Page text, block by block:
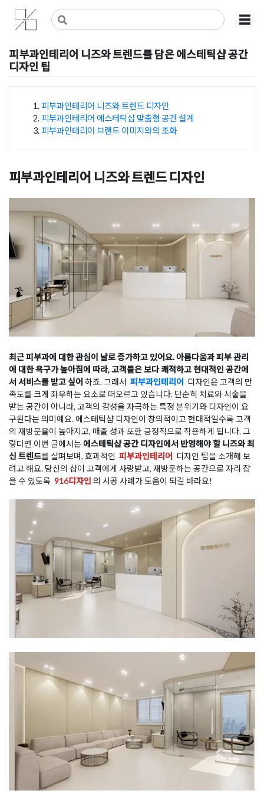
Skip
content
사무실인테리어 디자인 공사 비용견적 플랫폼
사무실인테리어 916
☰
피부과인테리어 니즈와 트렌드를 담은 에스테틱샵 공간
디자인 팁
피부과인테리어 니즈와 트렌드 디자인
피부과인테리어 에스테틱샵 맞춤형 공간 설계
피부과인테리어 브랜드 이미지와의 조화
피부과인테리어 니즈와 트렌드 디자인
최근 피부과에 대한 관심이 날로 증가하고 있어요. 아름다움과 피부 관리
에 대한 욕구가 높아짐에 따라, 고객들은 보다 쾌적하고 현대적인 공간에
서 서비스를 받고 싶어 하죠. 그래서 피부과인테리어 디자인은 고객의 만
족도를 크게 좌우하는 요소로 떠오르고 있습니다. 단순히 치료와 시술을
받는 공간이 아니라, 고객의 감성을 자극하는 특정 분위기와 디자인이 요
구된다는 의미예요. 에스테틱샵 디자인이 창의적이고 현대적일수록 고객
의 재방문율이 높아지고, 매출 성과 또한 긍정적으로 작용하게 됩니다. 그
렇다면 이번 글에서는에스테틱샵 공간 디자인에서 반영해야 할 니즈와 최
신 트렌드를 살펴보며, 효과적인 피부과인테리어 디자인 팁을 소개해 보
려고 해요. 당신의 샵이 고객에게 사랑받고, 재방문하는 공간으로 자리 잡
을 수 있도록 916디자인 의 시공 사례가 도움이 되길 바라요!